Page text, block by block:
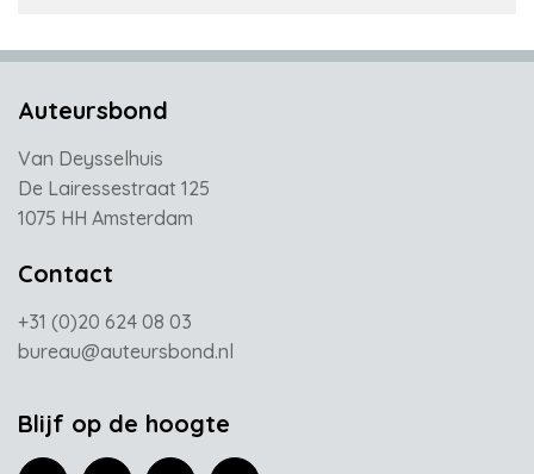
Auteursbond
Van Deysselhuis
De Lairessestraat 125
1075 HH Amsterdam
Contact
+31 (0)20 624 08 03
bureau@auteursbond.nl
Blijf op de hoogte